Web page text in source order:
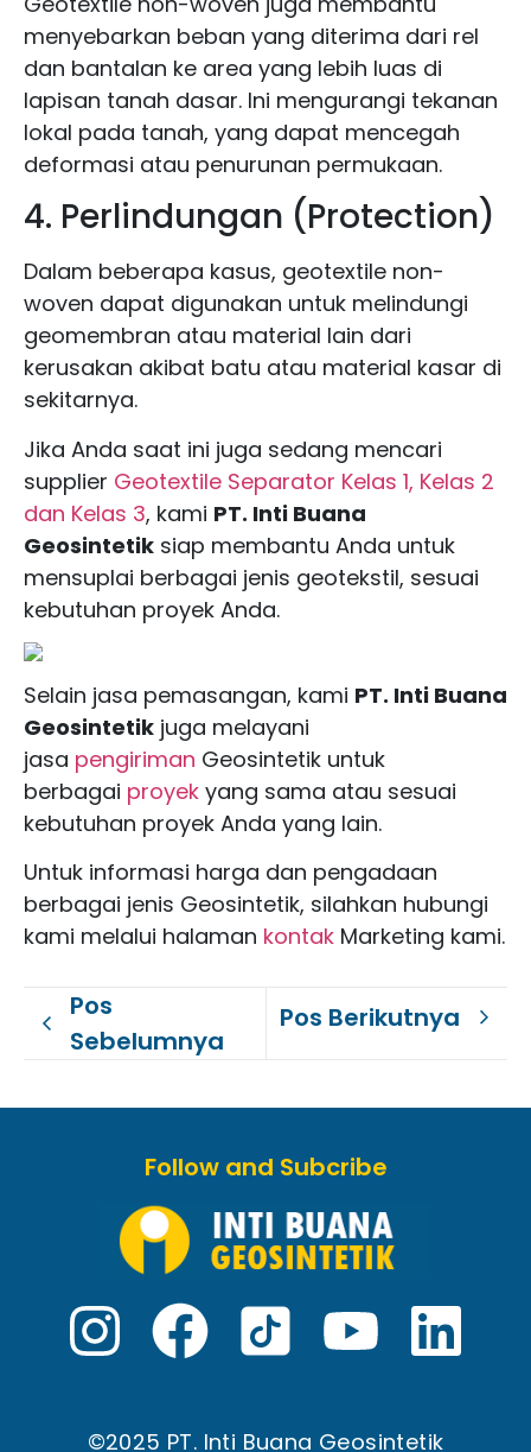
menyebarkan beban yang diterima dari rel
dan bantalan ke area yang lebih luas di
lapisan tanah dasar. Ini mengurangi tekanan
lokal pada tanah, yang dapat mencegah
deformasi atau penurunan permukaan.
4. Perlindungan (Protection)
Dalam beberapa kasus, geotextile non-
woven dapat digunakan untuk melindungi
geomembran atau material lain dari
kerusakan akibat batu atau material kasar di
sekitarnya.
Jika Anda saat ini juga sedang mencari
supplier Geotextile Separator Kelas 1, Kelas 2
dan Kelas 3, kami PT. Inti Buana
Geosintetik siap membantu Anda untuk
mensuplai berbagai jenis geotekstil, sesuai
kebutuhan proyek Anda.
Selain jasa pemasangan, kami PT. Inti Buana
Geosintetik juga melayani
jasa pengiriman Geosintetik untuk
berbagai proyek yang sama atau sesuai
kebutuhan proyek Anda yang lain.
Untuk informasi harga dan pengadaan
berbagai jenis Geosintetik, silahkan hubungi
kami melalui halaman kontak Marketing kami.
Pos
Sebelumnya
Pos Berikutnya
Follow and Subcribe
©2025 PT. Inti Buana Geosintetik